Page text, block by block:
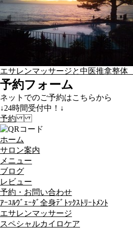
エサレンマッサージと中医推拿整
予約フォーム
ネットでのご予約はこちらから
↓24時間受付中！↓
予約
ホーム
サロン案内
メニュー
ブログ
レビュー
予約・お問い合わせ
ｱｰﾕﾙｳﾞｪｰﾀﾞ全身ﾃﾞﾄｯｸｽﾄﾘｰﾄﾒﾝﾄ
エサレンマッサージ
スペシャルカイロケア